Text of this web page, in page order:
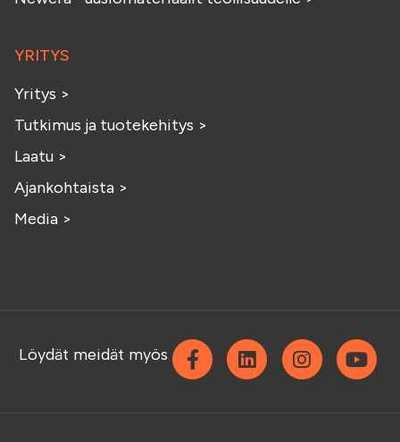
YRITYS
Yritys >
Tutkimus ja tuotekehitys >
Laatu >
Ajankohtaista >
Media >
Löydät meidät myös FacebookLinkedin